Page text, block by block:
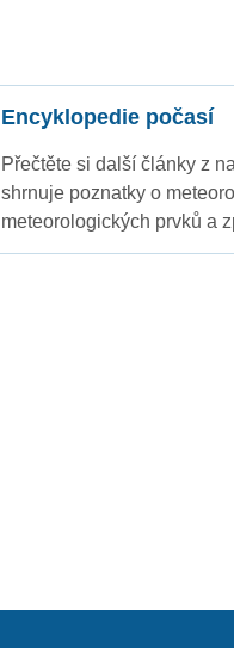
Encyklopedie počasí
Přečtěte si další články z
shrnuje poznatky o
meteorologických prvků a